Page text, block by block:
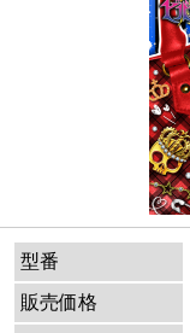
型番
販売価格